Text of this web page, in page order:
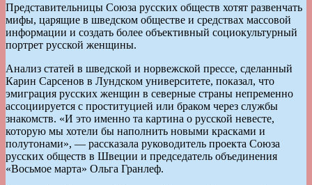
Представительницы Союза русских обществ хотят развенчать
мифы, царящие в шведском обществе и средствах массовой
информации и создать более объективный социокультурный
портрет русской женщины.
Анализ статей в шведской и норвежской прессе, сделанный
Карин Сарсенов в Лундском университете, показал, что
эмиграция русских женщин в северные страны непременно
ассоциируется с проституцией или браком через службы
знакомств. «И это именно та картина о русской невесте,
которую мы хотели бы наполнить новыми красками и
полутонами», — рассказала руководитель проекта Союза
русских обществ в Швеции и председатель объединения
«Восьмое марта» Ольга Гранлеф.